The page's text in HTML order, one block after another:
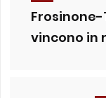
vincono in